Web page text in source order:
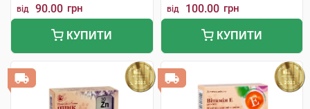
від 90.00 грн
КУПИТИ
від 100.00 грн
КУПИТИ